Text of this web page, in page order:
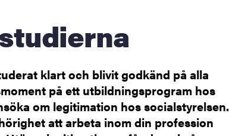
studierna
klart och blivit godkänd på alla
på ett utbildningsprogram hos
om legitimation hos socialstyrelsen.
att arbeta inom din profession